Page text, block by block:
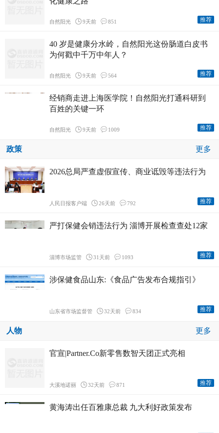
自然阳光 9天前 851 推荐
40 岁是健康分水岭，自然阳光这份肠道白皮书
为何戳中千万中年人？
自然阳光 9天前 564 推荐
经销商走进上海医学院！自然阳光打通科研到
百姓的关键一环
自然阳光 9天前 1009 推荐
政策 更多
2026总局严查虚假宣传、商业诋毁等违法行为
人民日报客户端 26天前 792 推荐
严打保健会销违法行为 淄博开展检查查处12家
淄博市场监管 31天前 1093 推荐
涉保健食品山东:《食品广告发布合规指引》
山东省市场监督管 32天前 834 推荐
人物 更多
官宣|Partner.Co新零售数智天团正式亮相
大溪地诺丽 32天前 871 推荐
黄海涛出任百雅康总裁 九大利好政策发布